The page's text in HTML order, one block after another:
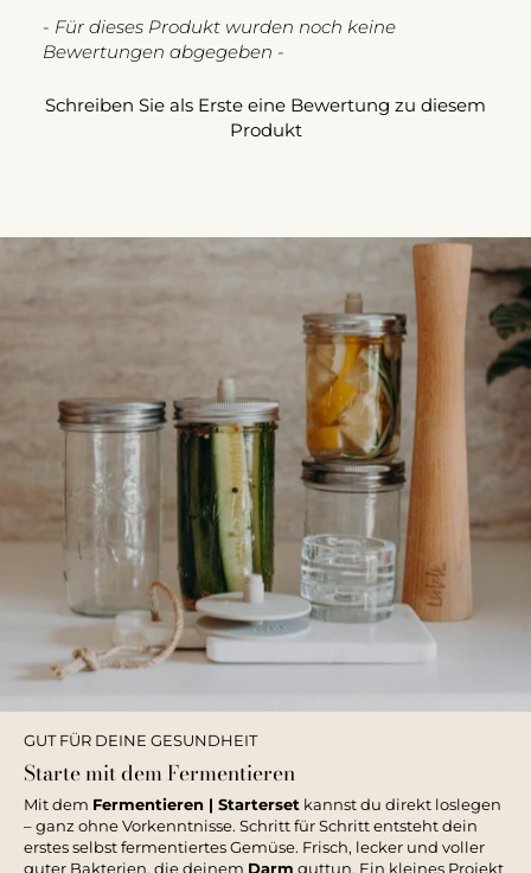
- Für dieses Produkt wurden noch keine
Bewertungen abgegeben -
Schreiben Sie als Erste eine Bewertung zu diesem
Produkt
New content loaded
GUT FÜR DEINE GESUNDHEIT
Starte mit dem Fermentieren
Mit dem Fermentieren | Starterset kannst du direkt loslegen
– ganz ohne Vorkenntnisse. Schritt für Schritt entsteht dein
erstes selbst fermentiertes Gemüse. Frisch, lecker und voller
guter Bakterien, die deinem Darm guttun. Ein kleines Projekt